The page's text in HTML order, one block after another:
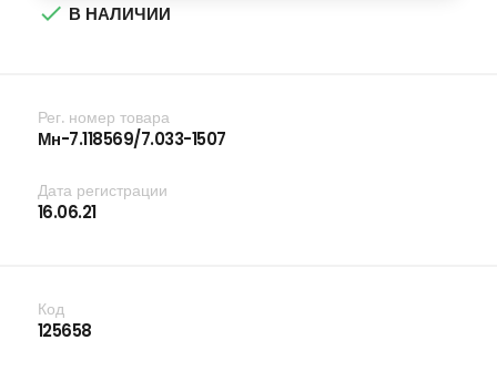
 В НАЛИЧИИ
Рег. номер товара
Мн-7.118569/7.033-1507
Дата регистрации
16.06.21
Код
125658